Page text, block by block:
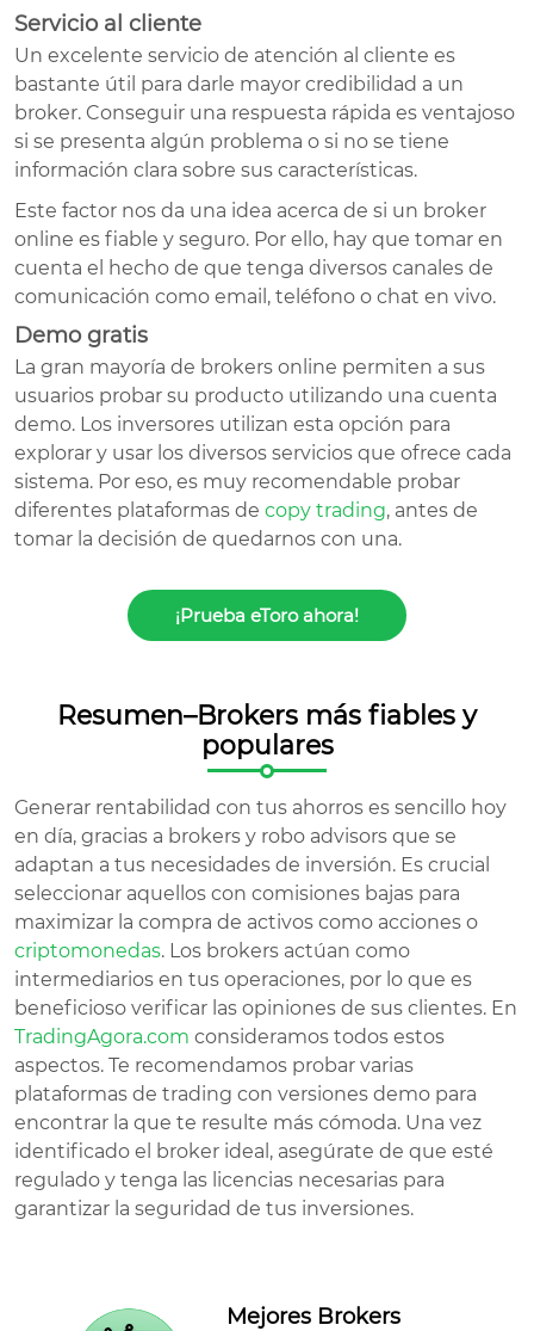
Servicio al cliente
Un excelente servicio de atención al cliente es
bastante útil para darle mayor credibilidad a un
broker. Conseguir una respuesta rápida es ventajoso
si se presenta algún problema o si no se tiene
información clara sobre sus características.
Este factor nos da una idea acerca de si un broker
online es fiable y seguro. Por ello, hay que tomar en
cuenta el hecho de que tenga diversos canales de
comunicación como email, teléfono o chat en vivo.
Demo gratis
La gran mayoría de brokers online permiten a sus
usuarios probar su producto utilizando una cuenta
demo. Los inversores utilizan esta opción para
explorar y usar los diversos servicios que ofrece cada
sistema. Por eso, es muy recomendable probar
diferentes plataformas de copy trading, antes de
tomar la decisión de quedarnos con una.
¡Prueba eToro ahora!
Resumen–Brokers más fiables y
populares
Generar rentabilidad con tus ahorros es sencillo hoy
en día, gracias a brokers y robo advisors que se
adaptan a tus necesidades de inversión. Es crucial
seleccionar aquellos con comisiones bajas para
maximizar la compra de activos como acciones o
criptomonedas. Los brokers actúan como
intermediarios en tus operaciones, por lo que es
beneficioso verificar las opiniones de sus clientes. En
TradingAgora.com consideramos todos estos
aspectos. Te recomendamos probar varias
plataformas de trading con versiones demo para
encontrar la que te resulte más cómoda. Una vez
identificado el broker ideal, asegúrate de que esté
regulado y tenga las licencias necesarias para
garantizar la seguridad de tus inversiones.
Mejores Brokers